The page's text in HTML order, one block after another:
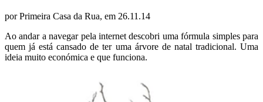
por Primeira Casa da Rua, em 26.11.14
Ao andar a navegar pela internet descobri uma fórmula simples para
quem já está cansado de ter uma árvore de natal tradicional. Uma
ideia muito económica e que funciona.